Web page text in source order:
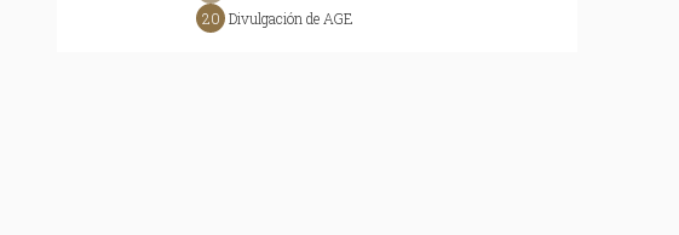
20 Divulgación de AGE